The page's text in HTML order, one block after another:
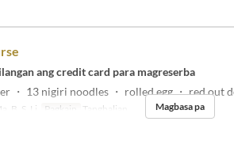
ang credit card para magreserba
・ 13 nigiri noodles ・ rolled egg ・ red out
B, S, Li Pagkain Tanghalian Magbasa pa